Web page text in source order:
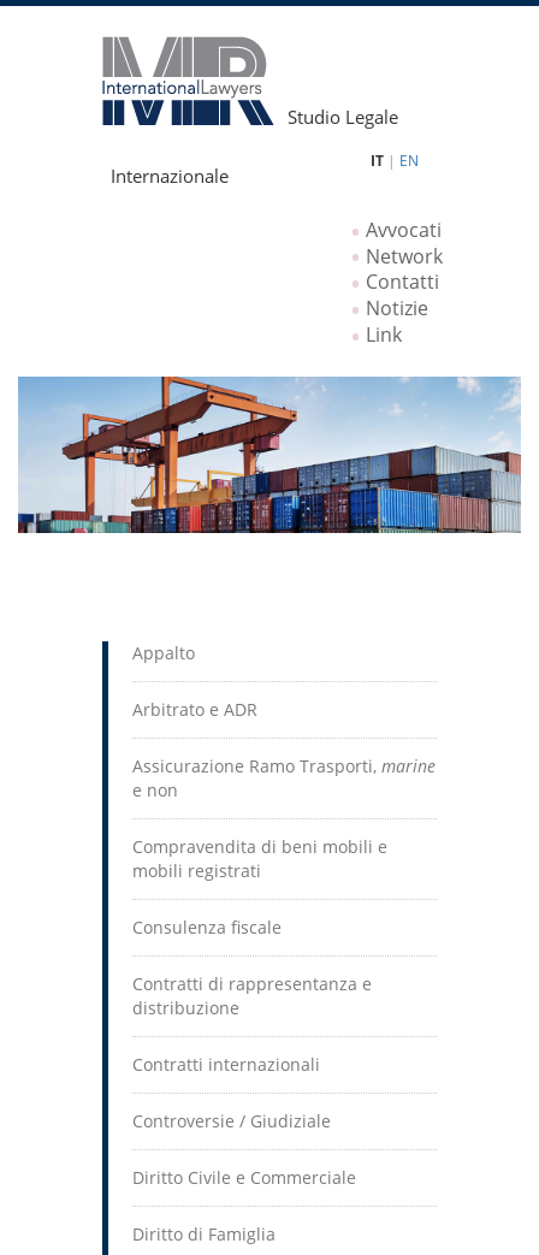
Studio Legale
Internazionale
IT | EN
Avvocati
Network
Contatti
Notizie
Link
Appalto
Arbitrato e ADR
Assicurazione Ramo Trasporti, marine
e non
Compravendita di beni mobili e
mobili registrati
Consulenza fiscale
Contratti di rappresentanza e
distribuzione
Contratti internazionali
Controversie / Giudiziale
Diritto Civile e Commerciale
Diritto di Famiglia